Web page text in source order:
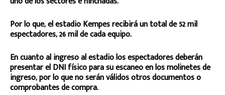
Por lo que, el estadio Kempes recibirá un total de 52 mil
espectadores, 26 mil de cada equipo.
En cuanto al ingreso al estadio los espectadores deberán
presentar el DNI físico para su escaneo en los molinetes de
ingreso, por lo que no serán válidos otros documentos o
comprobantes de compra.